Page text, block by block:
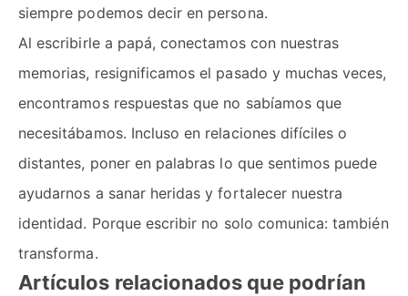
siempre podemos decir en persona.
Al escribirle a papá, conectamos con nuestras
memorias, resignificamos el pasado y muchas veces,
encontramos respuestas que no sabíamos que
necesitábamos. Incluso en relaciones difíciles o
distantes, poner en palabras lo que sentimos puede
ayudarnos a sanar heridas y fortalecer nuestra
identidad. Porque escribir no solo comunica: también
transforma.
Artículos relacionados que podrían